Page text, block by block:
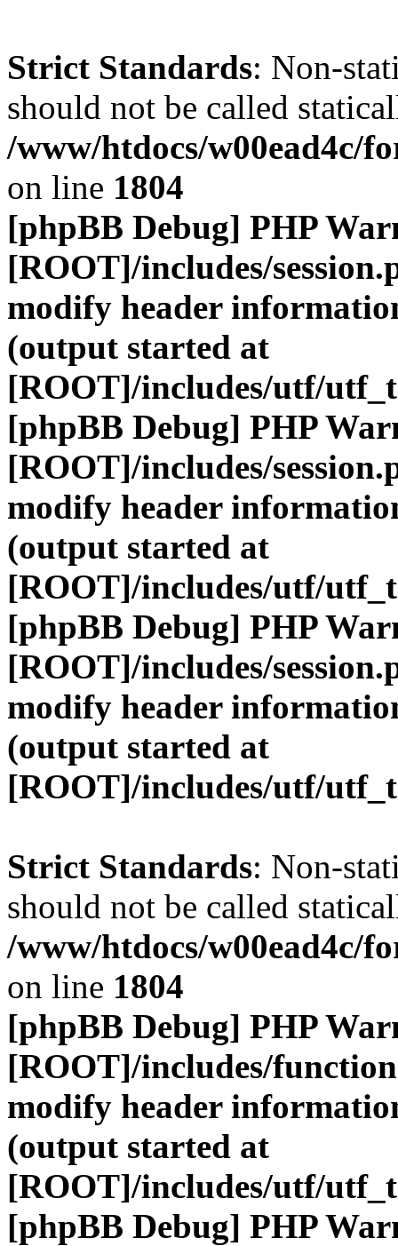
Strict Standards: Non-
should not be called
/www/htdocs/w00ead4c/
on line 1804
[phpBB Debug] PHP
[ROOT]/includes/
modify header
(output started at
[ROOT]/includes/utf/
[phpBB Debug] PHP
[ROOT]/includes/
modify header
(output started at
[ROOT]/includes/utf/
[phpBB Debug] PHP
[ROOT]/includes/
modify header
(output started at
[ROOT]/includes/utf/
Strict Standards: Non-
should not be called
/www/htdocs/w00ead4c/
on line 1804
[phpBB Debug] PHP
[ROOT]/includes/
modify header
(output started at
[ROOT]/includes/utf/
[phpBB Debug] PHP